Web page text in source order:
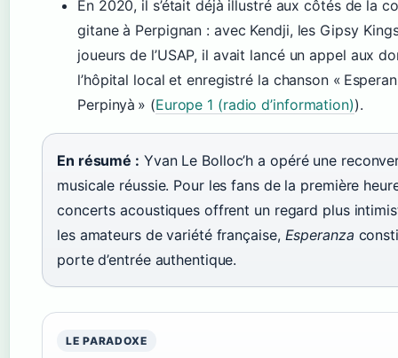
En 2020, il s’était déjà illustré aux côtés de la
gitane à Perpignan : avec Kendji, les Gipsy
joueurs de l’USAP, il avait lancé un appel aux
l’hôpital local et enregistré la chanson «
Perpinyà » (Europe 1 (radio d’information)).
En résumé : Yvan Le Bolloc’h a opéré une
musicale réussie. Pour les fans de la première
concerts acoustiques offrent un regard plus
les amateurs de variété française, Esperanza
porte d’entrée authentique.
LE PARADOXE